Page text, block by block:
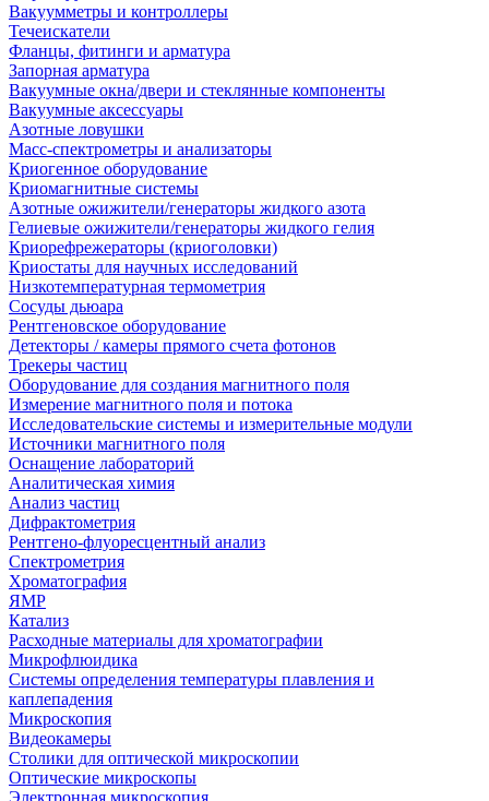
Вакуумметры и контроллеры
Течеискатели
Фланцы, фитинги и арматура
Запорная арматура
Вакуумные окна/двери и стеклянные компоненты
Вакуумные аксессуары
Азотные ловушки
Масс-спектрометры и анализаторы
Криогенное оборудование
Криомагнитные системы
Азотные ожижители/генераторы жидкого азота
Гелиевые ожижители/генераторы жидкого гелия
Криорефрежераторы (криоголовки)
Криостаты для научных исследований
Низкотемпературная термометрия
Сосуды дьюара
Рентгеновское оборудование
Детекторы / камеры прямого счета фотонов
Трекеры частиц
Оборудование для создания магнитного поля
Измерение магнитного поля и потока
Исследовательские системы и измерительные модули
Источники магнитного поля
Оснащение лабораторий
Аналитическая химия
Анализ частиц
Дифрактометрия
Рентгено-флуоресцентный анализ
Спектрометрия
Хроматография
ЯМР
Катализ
Расходные материалы для хроматографии
Микрофлюидика
Системы определения температуры плавления и
каплепадения
Микроскопия
Видеокамеры
Столики для оптической микроскопии
Оптические микроскопы
Электронная микроскопия